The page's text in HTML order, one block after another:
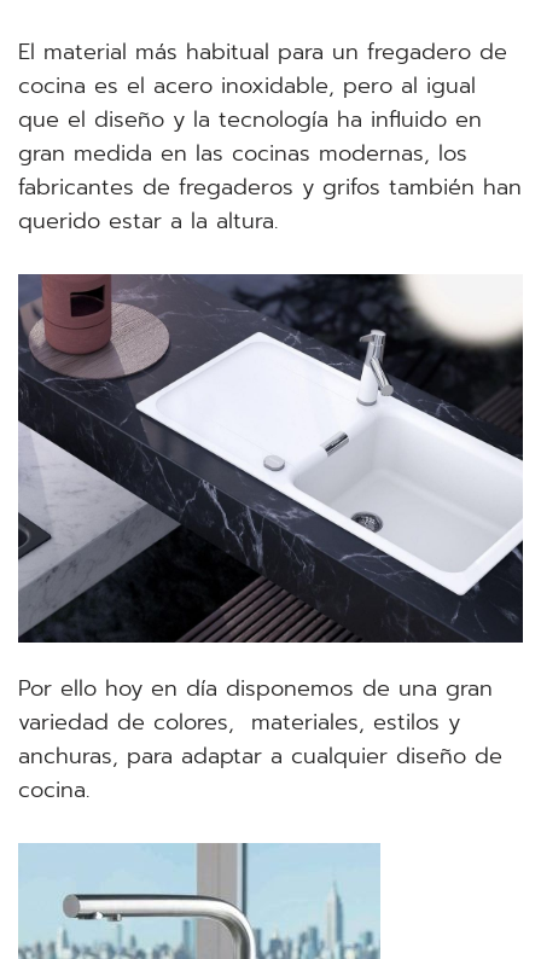
El material más habitual para un fregadero de
cocina es el acero inoxidable, pero al igual
que el diseño y la tecnología ha influido en
gran medida en las cocinas modernas, los
fabricantes de fregaderos y grifos también han
querido estar a la altura.
Por ello hoy en día disponemos de una gran
variedad de colores, materiales, estilos y
anchuras, para adaptar a cualquier diseño de
cocina.